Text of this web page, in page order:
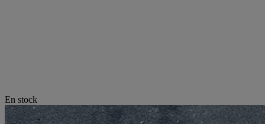
En stock